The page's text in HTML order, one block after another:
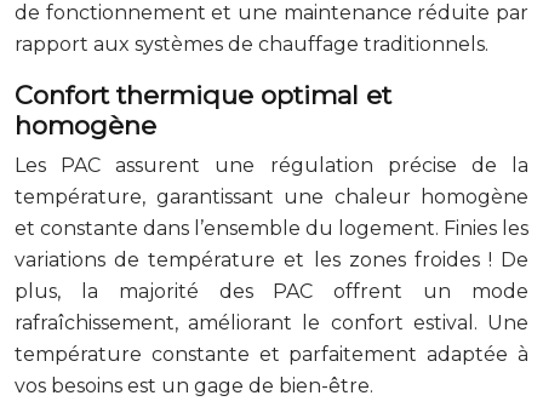
de fonctionnement et une maintenance réduite par
rapport aux systèmes de chauffage traditionnels.
Confort thermique optimal et
homogène
Les PAC assurent une régulation précise de la
température, garantissant une chaleur homogène
et constante dans l’ensemble du logement. Finies les
variations de température et les zones froides ! De
plus, la majorité des PAC offrent un mode
rafraîchissement, améliorant le confort estival. Une
température constante et parfaitement adaptée à
vos besoins est un gage de bien-être.